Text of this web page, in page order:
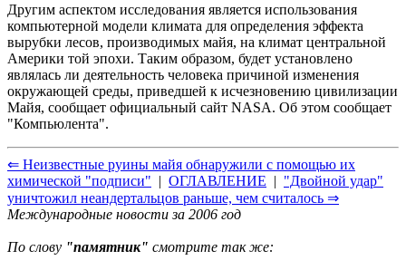
Другим аспектом исследования является использования
компьютерной модели климата для определения эффекта
вырубки лесов, производимых майя, на климат центральной
Америки той эпохи. Таким образом, будет установлено
являлась ли деятельность человека причиной изменения
окружающей среды, приведшей к исчезновению цивилизации
Майя, сообщает официальный сайт NASA. Об этом сообщает
"Компьюлента".
⇐ Неизвестные руины майя обнаружили с помощью их
химической "подписи" | ОГЛАВЛЕНИЕ | "Двойной удар"
уничтожил неандертальцов раньше, чем считалось ⇒
Международные новости за 2006 год
По слову "памятник" смотрите так же: